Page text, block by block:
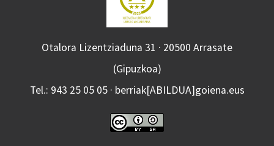
Otalora Lizentziaduna 31 · 20500 Arrasate
(Gipuzkoa)
Tel.: 943 25 05 05 · berriak[ABILDUA]goiena.eus